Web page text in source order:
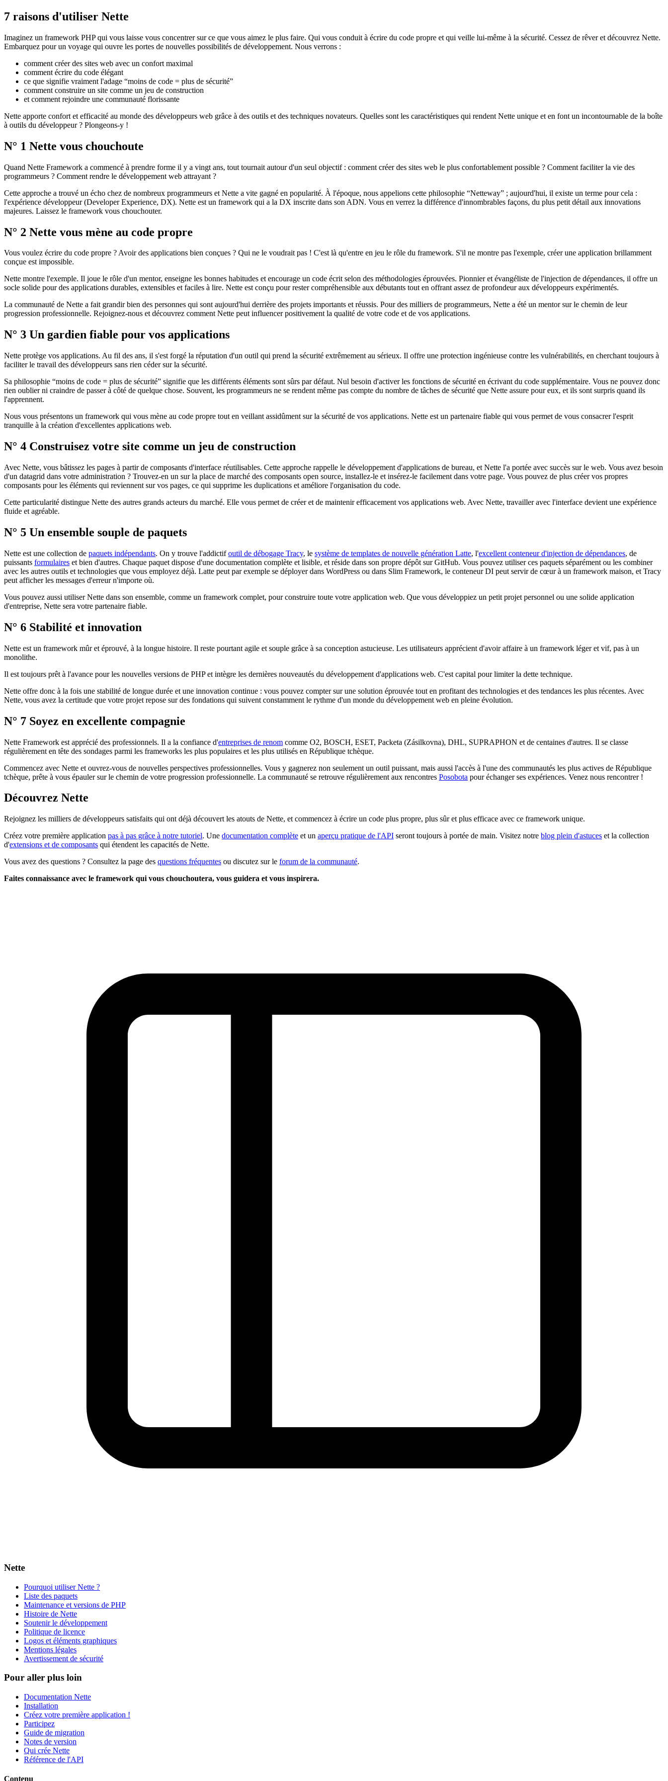
7 raisons d'utiliser Nette
Imaginez un framework PHP qui vous laisse vous concentrer sur ce que vous aimez le plus faire. Qui vous conduit à écrire du code propre et qui veille lui-même à la sécurité. Cessez de rêver et découvrez Nette.
Embarquez pour un voyage qui ouvre les portes de nouvelles possibilités de développement. Nous verrons :
comment créer des sites web avec un confort maximal
comment écrire du code élégant
ce que signifie vraiment l'adage “moins de code = plus de sécurité”
comment construire un site comme un jeu de construction
et comment rejoindre une communauté florissante
Nette apporte confort et efficacité au monde des développeurs web grâce à des outils et des techniques novateurs. Quelles sont les caractéristiques qui rendent Nette unique et en font un incontournable de la boîte
à outils du développeur ? Plongeons-y !
N° 1 Nette vous chouchoute
Quand Nette Framework a commencé à prendre forme il y a vingt ans, tout tournait autour d'un seul objectif : comment créer des sites web le plus confortablement possible ? Comment faciliter la vie des
programmeurs ? Comment rendre le développement web attrayant ?
Cette approche a trouvé un écho chez de nombreux programmeurs et Nette a vite gagné en popularité. À l'époque, nous appelions cette philosophie “Netteway” ; aujourd'hui, il existe un terme pour cela :
l'expérience développeur (Developer Experience, DX). Nette est un framework qui a la DX inscrite dans son ADN. Vous en verrez la différence d'innombrables façons, du plus petit détail aux innovations
majeures. Laissez le framework vous chouchouter.
N° 2 Nette vous mène au code propre
Vous voulez écrire du code propre ? Avoir des applications bien conçues ? Qui ne le voudrait pas ! C'est là qu'entre en jeu le rôle du framework. S'il ne montre pas l'exemple, créer une application brillamment
conçue est impossible.
Nette montre l'exemple. Il joue le rôle d'un mentor, enseigne les bonnes habitudes et encourage un code écrit selon des méthodologies éprouvées. Pionnier et évangéliste de l'injection de dépendances, il offre un
socle solide pour des applications durables, extensibles et faciles à lire. Nette est conçu pour rester compréhensible aux débutants tout en offrant assez de profondeur aux développeurs expérimentés.
La communauté de Nette a fait grandir bien des personnes qui sont aujourd'hui derrière des projets importants et réussis. Pour des milliers de programmeurs, Nette a été un mentor sur le chemin de leur
progression professionnelle. Rejoignez-nous et découvrez comment Nette peut influencer positivement la qualité de votre code et de vos applications.
N° 3 Un gardien fiable pour vos applications
Nette protège vos applications. Au fil des ans, il s'est forgé la réputation d'un outil qui prend la sécurité extrêmement au sérieux. Il offre une protection ingénieuse contre les vulnérabilités, en cherchant toujours à
faciliter le travail des développeurs sans rien céder sur la sécurité.
Sa philosophie “moins de code = plus de sécurité” signifie que les différents éléments sont sûrs par défaut. Nul besoin d'activer les fonctions de sécurité en écrivant du code supplémentaire. Vous ne pouvez donc
rien oublier ni craindre de passer à côté de quelque chose. Souvent, les programmeurs ne se rendent même pas compte du nombre de tâches de sécurité que Nette assure pour eux, et ils sont surpris quand ils
l'apprennent.
Nous vous présentons un framework qui vous mène au code propre tout en veillant assidûment sur la sécurité de vos applications. Nette est un partenaire fiable qui vous permet de vous consacrer l'esprit
tranquille à la création d'excellentes applications web.
N° 4 Construisez votre site comme un jeu de construction
Avec Nette, vous bâtissez les pages à partir de composants d'interface réutilisables. Cette approche rappelle le développement d'applications de bureau, et Nette l'a portée avec succès sur le web. Vous avez besoin
d'un datagrid dans votre administration ? Trouvez-en un sur la place de marché des composants open source, installez-le et insérez-le facilement dans votre page. Vous pouvez de plus créer vos propres
composants pour les éléments qui reviennent sur vos pages, ce qui supprime les duplications et améliore l'organisation du code.
Cette particularité distingue Nette des autres grands acteurs du marché. Elle vous permet de créer et de maintenir efficacement vos applications web. Avec Nette, travailler avec l'interface devient une expérience
fluide et agréable.
N° 5 Un ensemble souple de paquets
Nette est une collection de paquets indépendants. On y trouve l'addictifoutil de débogage Tracy, le système de templates de nouvelle génération Latte, l'excellent conteneur d'injection de dépendances, de
puissants formulaires et bien d'autres. Chaque paquet dispose d'une documentation complète et lisible, et réside dans son propre dépôt sur GitHub. Vous pouvez utiliser ces paquets séparément ou les combiner
avec les autres outils et technologies que vous employez déjà. Latte peut par exemple se déployer dans WordPress ou dans Slim Framework, le conteneur DI peut servir de cœur à un framework maison, et Tracy
peut afficher les messages d'erreur n'importe où.
Vous pouvez aussi utiliser Nette dans son ensemble, comme un framework complet, pour construire toute votre application web. Que vous développiez un petit projet personnel ou une solide application
d'entreprise, Nette sera votre partenaire fiable.
N° 6 Stabilité et innovation
Nette est un framework mûr et éprouvé, à la longue histoire. Il reste pourtant agile et souple grâce à sa conception astucieuse. Les utilisateurs apprécient d'avoir affaire à un framework léger et vif, pas à un
monolithe.
Il est toujours prêt à l'avance pour les nouvelles versions de PHP et intègre les dernières nouveautés du développement d'applications web. C'est capital pour limiter la dette technique.
Nette offre donc à la fois une stabilité de longue durée et une innovation continue : vous pouvez compter sur une solution éprouvée tout en profitant des technologies et des tendances les plus récentes. Avec
Nette, vous avez la certitude que votre projet repose sur des fondations qui suivent constamment le rythme d'un monde du développement web en pleine évolution.
N° 7 Soyez en excellente compagnie
Nette Framework est apprécié des professionnels. Il a la confiance d'entreprises de renom comme O2, BOSCH, ESET, Packeta (Zásilkovna), DHL, SUPRAPHON et de centaines d'autres. Il se classe
régulièrement en tête des sondages parmi les frameworks les plus populaires et les plus utilisés en République tchèque.
Commencez avec Nette et ouvrez-vous de nouvelles perspectives professionnelles. Vous y gagnerez non seulement un outil puissant, mais aussi l'accès à l'une des communautés les plus actives de République
tchèque, prête à vous épauler sur le chemin de votre progression professionnelle. La communauté se retrouve régulièrement aux rencontres Posobota pour échanger ses expériences. Venez nous rencontrer !
Découvrez Nette
Rejoignez les milliers de développeurs satisfaits qui ont déjà découvert les atouts de Nette, et commencez à écrire un code plus propre, plus sûr et plus efficace avec ce framework unique.
Créez votre première application pas à pas grâce à notre tutoriel. Une documentation complète et un aperçu pratique de l'API seront toujours à portée de main. Visitez notre blog plein d'astuces et la collection
d'extensions et de composants qui étendent les capacités de Nette.
Vous avez des questions ? Consultez la page des questions fréquentes ou discutez sur le forum de la communauté.
Faites connaissance avec le framework qui vous chouchoutera, vous guidera et vous inspirera.
Nette
Pourquoi utiliser Nette ?
Liste des paquets
Maintenance et versions de PHP
Histoire de Nette
Soutenir le développement
Politique de licence
Logos et éléments graphiques
Mentions légales
Avertissement de sécurité
Pour aller plus loin
Documentation Nette
Installation
Créez votre première application !
Participez
Guide de migration
Notes de version
Qui crée Nette
Référence de l'API
Contenu